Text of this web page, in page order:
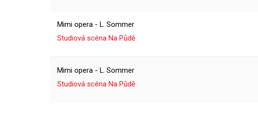
Mimi opera - L. Sommer
Studiová scéna Na Půdě
Mimi opera - L. Sommer
Studiová scéna Na Půdě